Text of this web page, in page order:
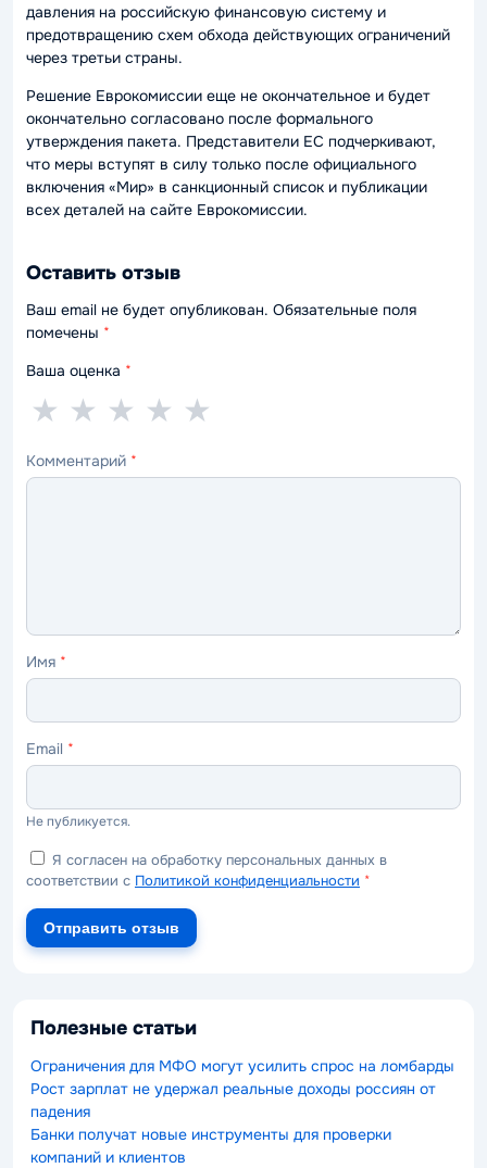
давления на российскую финансовую систему и
предотвращению схем обхода действующих ограничений
через третьи страны.
Решение Еврокомиссии еще не окончательное и будет
окончательно согласовано после формального
утверждения пакета. Представители ЕС подчеркивают,
что меры вступят в силу только после официального
включения «Мир» в санкционный список и публикации
всех деталей на сайте Еврокомиссии.
Оставить отзыв
Ваш email не будет опубликован. Обязательные поля
помечены *
Ваша оценка *
5
—
★
4
—
★
3
—
★
2
—
★
1
—
★
Комментарий *
Имя *
Email *
Не публикуется.
Я согласен на обработку персональных данных в
соответствии с Политикой конфиденциальности *
Отправить отзыв
Полезные статьи
Ограничения для МФО могут усилить спрос на ломбарды
Рост зарплат не удержал реальные доходы россиян от
падения
Банки получат новые инструменты для проверки
компаний и клиентов